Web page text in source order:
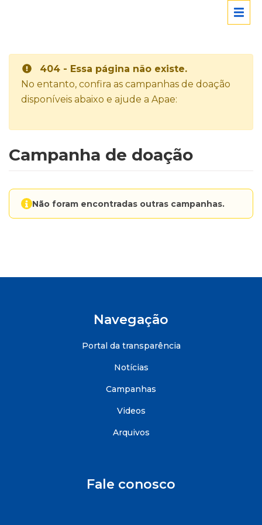
404 - Essa página não existe.
No entanto, confira as campanhas de doação
disponíveis abaixo e ajude a Apae:
Campanha de doação
Não foram encontradas outras campanhas.
Navegação
Portal da transparência
Notícias
Campanhas
Videos
Arquivos
Fale conosco